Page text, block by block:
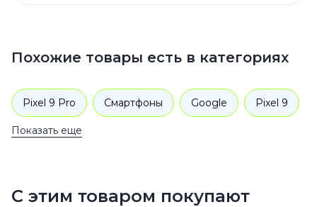
Похожие товары есть в категориях
Pixel 9 Pro Смартфоны Google Pixel 9
Показать еще
С этим товаром покупают